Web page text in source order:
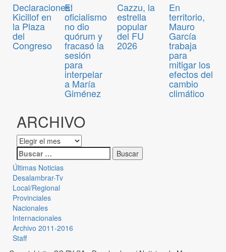
Declaraciones:
Kicillof en
la Plaza
del
Congreso
El
oficialismo
no dio
quórum y
fracasó la
sesión
para
interpelar
a María
Giménez
Cazzu, la
estrella
popular
del FU
2026
En
territorio,
Mauro
García
trabaja
para
mitigar los
efectos del
cambio
climático
ARCHIVO
Últimas Noticias
Desalambrar-Tv
Local/Regional
Provinciales
Nacionales
Internacionales
Archivo 2011-2016
Staff